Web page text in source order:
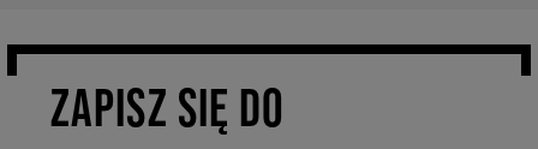
ZAPISZ SIĘ DO